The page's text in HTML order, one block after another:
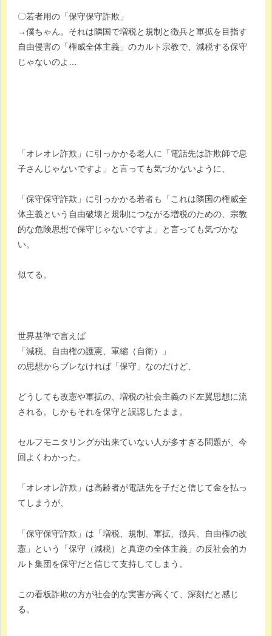
〇若者用の「保守保守詐欺」
→僕ちゃん。それは隣国で増税と規制と徴兵と軍拡を目指す
自由侵害の「権威全体主義」のカルト宗教で、減税する保守
じゃないのよ…
「オレオレ詐欺」に引っかかる老人に「電話先は詐欺師で息
子さんじゃないですよ」と言っても気づかないように、
「保守保守詐欺」に引っかかる若者も「これは隣国の権威全
体主義という自由破壊と規制につながる増税のための、宗教
的な危険思想で保守じゃないですよ」と言っても気づかな
い。
似てる。
世界基準で言えば
「減税、自由権の護憲、軍縮（自衛）」
の思想からブレなければ「保守」なのだけど、
どうしても改憲や軍拡の、増税の社会主義のド左翼思想に流
される。しかもそれを保守と誤認したまま。
セルフモニタリングが出来ていない人が多すぎる問題が、今
回よくわかった。
「オレオレ詐欺」は高齢者が電話先を子だと信じて金を払っ
てしまうが、
「保守保守詐欺」は「増税、規制、軍拡、徴兵、自由権の改
憲」という「保守（減税）と真逆の全体主義」の反社会的カ
ルト集団を保守だと信じて支持してしまう。
この看板詐欺の方が社会的な実害が高くて、深刻だと感じ
る。